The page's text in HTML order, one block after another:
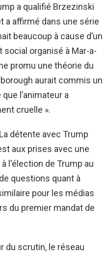
a qualifié Brzezinski
a affirmé dans une série
beaucoup à cause d’un
social organisé à Mar-a-
promu une théorie du
aurait commis un
l’animateur a
cruelle ».
détente avec Trump
aux prises avec une
l'élection de Trump au
questions quant à
pour les médias
du premier mandat de
du scrutin, le réseau